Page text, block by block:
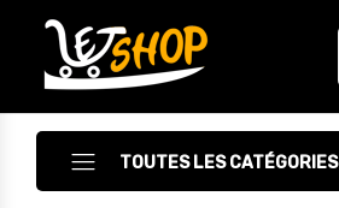
Letshop.dz
TOUTES LES CATÉGORIES